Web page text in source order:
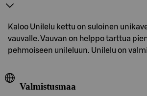
Kaloo Unilelu kettu on suloinen
vauvalle. Vauvan on helppo tarttua
pehmoiseen unileluun. Unilelu on
Valmistusmaa